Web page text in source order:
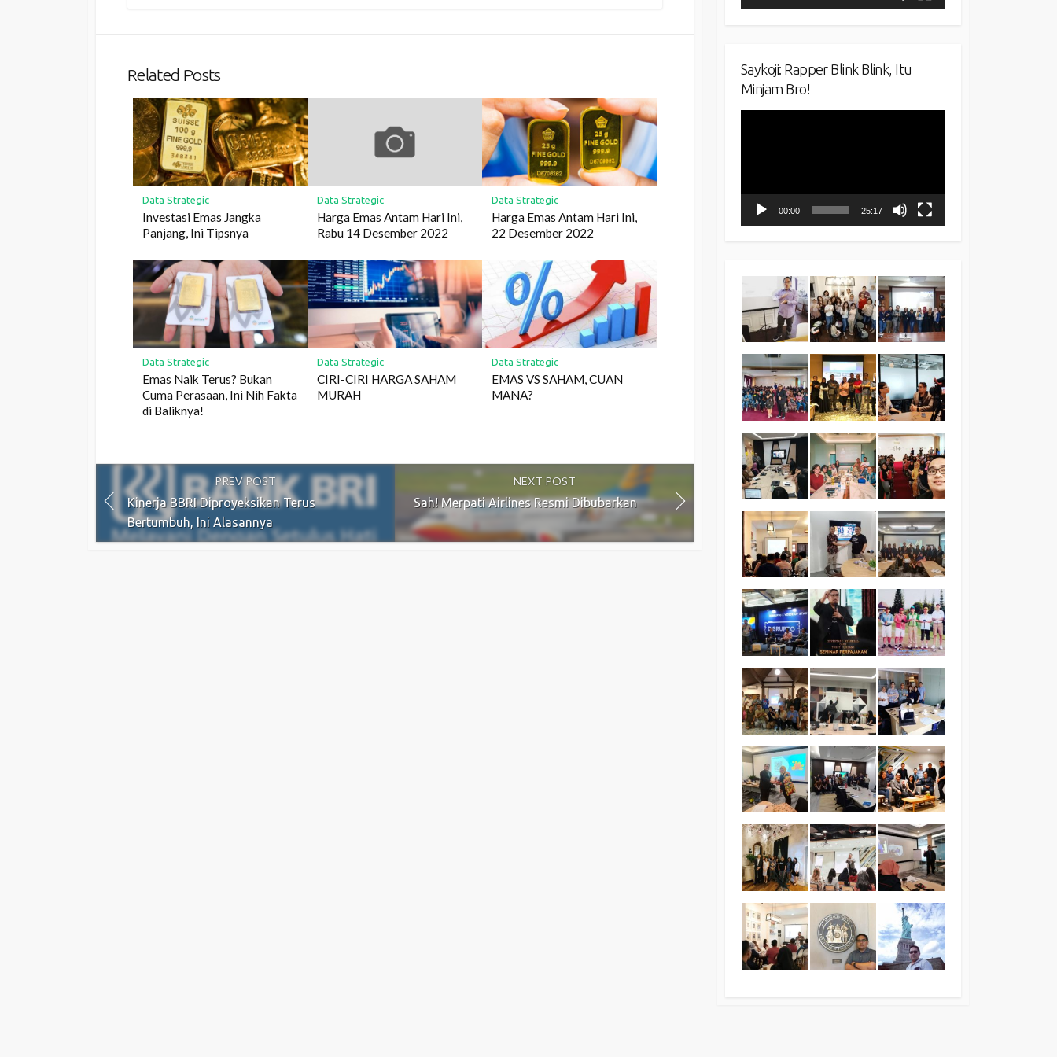
Related Posts
Data Strategic
Investasi Emas Jangka
Panjang, Ini Tipsnya
Data Strategic
Harga Emas Antam Hari Ini,
Rabu 14 Desember 2022
Data Strategic
Harga Emas Antam Hari Ini,
22 Desember 2022
Data Strategic
Emas Naik Terus? Bukan
Cuma Perasaan, Ini Nih Fakta
di Baliknya!
Data Strategic
CIRI-CIRI HARGA SAHAM
MURAH
Data Strategic
EMAS VS SAHAM, CUAN
MANA?
PREV POST
Kinerja BBRI Diproyeksikan Terus
Bertumbuh, Ini Alasannya
NEXT POST
Sah! Merpati Airlines Resmi Dibubarkan
Saykoji: Rapper Blink Blink, Itu
Minjam Bro!
00:00 25:17